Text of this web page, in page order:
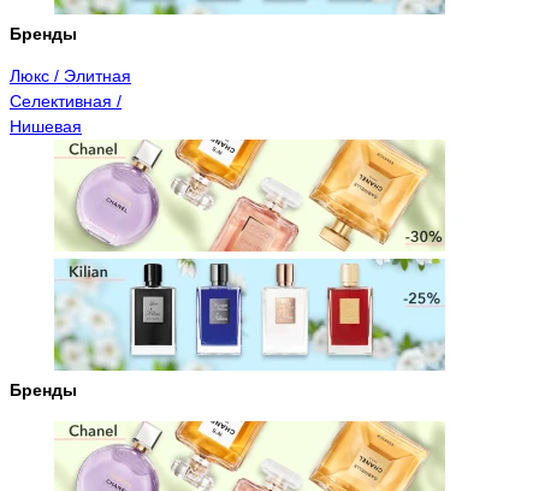
Бренды
Люкс / Элитная
Селективная /
Нишевая
Бренды